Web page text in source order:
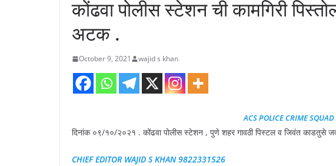
कोंढवा पोलीस स्टेशन ची कामगिरी
अटक .
October 9, 2021 wajid s khan
ACS POLICE CRIME SQUAD
दिनांक ०९/१०/२०२१ . कोंढवा पोलीस स्टेशन , पुणे शहर गावठी पिस्टल व जिवंत काडतुसे
CHIEF EDITOR WAJID S KHAN 9822331526